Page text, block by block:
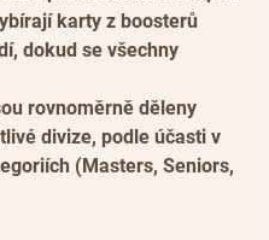
karty z boosterů
dokud se všechny
rovnoměrně děleny
divize, podle účasti v
(Masters, Seniors,